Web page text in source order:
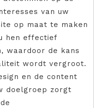
van uw
op maat te maken
hen effectief
waardoor de kans
wordt vergroot.
en de content
doelgroep zorgt